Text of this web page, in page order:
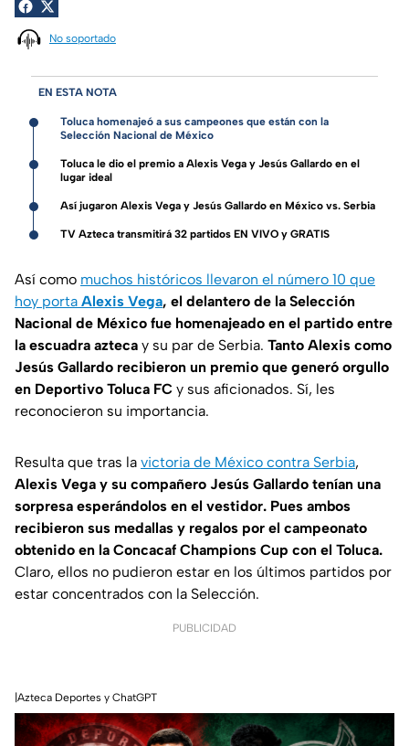
No soportado
EN ESTA NOTA
Toluca homenajeó a sus campeones que están con la
Selección Nacional de México
Toluca le dio el premio a Alexis Vega y Jesús Gallardo en el
lugar ideal
Así jugaron Alexis Vega y Jesús Gallardo en México vs. Serbia
TV Azteca transmitirá 32 partidos EN VIVO y GRATIS
Así como muchos históricos llevaron el número 10 que
hoy porta Alexis Vega, el delantero de la Selección
Nacional de México fue homenajeado en el partido entre
la escuadra azteca y su par de Serbia. Tanto Alexis como
Jesús Gallardo recibieron un premio que generó orgullo
en Deportivo Toluca FC y sus aficionados. Sí, les
reconocieron su importancia.
Resulta que tras la victoria de México contra Serbia,
Alexis Vega y su compañero Jesús Gallardo tenían una
sorpresa esperándolos en el vestidor. Pues ambos
recibieron sus medallas y regalos por el campeonato
obtenido en la Concacaf Champions Cup con el Toluca.
Claro, ellos no pudieron estar en los últimos partidos por
estar concentrados con la Selección.
PUBLICIDAD
|Azteca Deportes y ChatGPT